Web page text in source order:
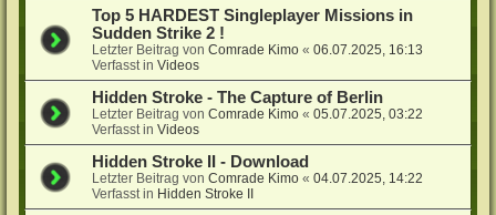
Top 5 HARDEST Singleplayer Missions in
Sudden Strike 2 !
Letzter Beitrag vonComrade Kimo «06.07.2025, 16:13
Verfasst inVideos
Hidden Stroke - The Capture of Berlin
Letzter Beitrag vonComrade Kimo «05.07.2025, 03:22
Verfasst inVideos
Hidden Stroke II - Download
Letzter Beitrag vonComrade Kimo «04.07.2025, 14:22
Verfasst in Hidden Stroke II